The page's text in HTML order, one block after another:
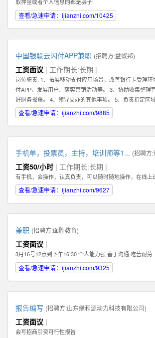
取押金或者个人信息的都是骗子!
查看/急速申请：ijianzhi.com/10425
中国银联云闪付APP兼职 (招聘方:益蚁邦)
工资面议 | 工作期长:长期 |
岗位职责: 1、拓展移动支付应用场景，改善银行卡受理
付APP，发展用户、落实营销活动等。 3、协助收集整理
好财务报账。 4、领导交办的其他事项。 5、负责指定区
展、维护 6、根据市场业务发展，提出积极的、符合产品
见。 7、迅速反馈目标市场客户的信息，及时完善服务。
吃苦耐劳的精神，能够在压力下完成任务。 2、具有良好
意识，可以与客户进行良好的沟通。 任职资格: 1、有强烈
吃苦耐劳的精神，能够在压力下完成任务。 2、具有良好
意识，可以与客户进行良好的沟通。
查看/急速申请：ijianzhi.com/9885
手机单，投票员，主持，培训师等1... (招聘方:
工资50/小时 | 工作期长:长期 |
有手机，会操作，认真负责，可以随时随地操作，在线上
查看/急速申请：ijianzhi.com/9627
兼职 (招聘方:面胜教育)
工资面议 |
3月16号12点到下午16:30 个人能力强 善于沟通 吃苦耐劳
查看/急速申请：ijianzhi.com/9325
报告编写 (招聘方:山东缘和源动力科技有限公司)
工资面议 |
会写招商引资可行性报告